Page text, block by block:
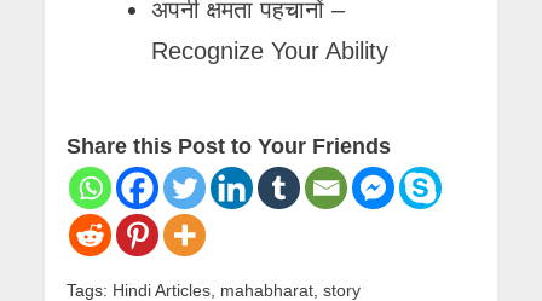
अपनी क्षमता पहचानों –
Recognize Your Ability
Share this Post to Your Friends
Tags: Hindi Articles mahabharat ,story